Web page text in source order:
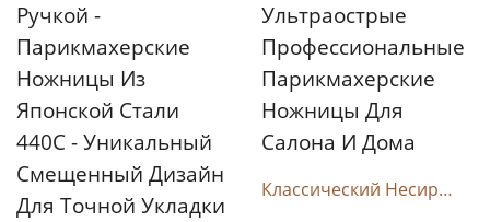
Ручкой -
Парикмахерские
Ножницы Из
Японской Стали
440C - Уникальный
Смещенный Дизайн
Для Точной Укладки
Ультраострые
Профессиональные
Парикмахерские
Ножницы Для
Салона И Дома
Классический Несир